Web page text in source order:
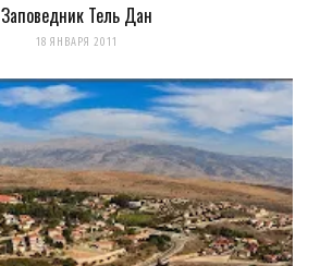
Заповедник Тель Дан
18 ЯНВАРЯ 2011